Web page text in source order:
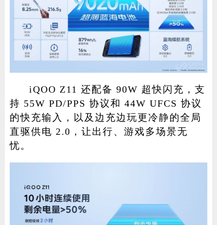
iQOO Z11 还配备 90W 超快闪充，支
持 55W PD/PPS 协议和 44W UFCS 协议
的快充输入，以及边充边玩更冷静的全局
直驱供电 2.0，让出行、游戏多场景无
忧。